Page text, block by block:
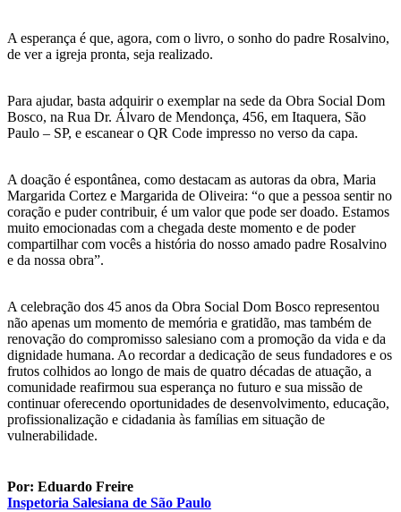
A esperança é que, agora, com o livro, o sonho do padre Rosalvino,
de ver a igreja pronta, seja realizado.
Para ajudar, basta adquirir o exemplar na sede da Obra Social Dom
Bosco, na Rua Dr. Álvaro de Mendonça, 456, em Itaquera, São
Paulo – SP, e escanear o QR Code impresso no verso da capa.
A doação é espontânea, como destacam as autoras da obra, Maria
Margarida Cortez e Margarida de Oliveira: “o que a pessoa sentir no
coração e puder contribuir, é um valor que pode ser doado. Estamos
muito emocionadas com a chegada deste momento e de poder
compartilhar com vocês a história do nosso amado padre Rosalvino
e da nossa obra”.
A celebração dos 45 anos da Obra Social Dom Bosco representou
não apenas um momento de memória e gratidão, mas também de
renovação do compromisso salesiano com a promoção da vida e da
dignidade humana. Ao recordar a dedicação de seus fundadores e os
frutos colhidos ao longo de mais de quatro décadas de atuação, a
comunidade reafirmou sua esperança no futuro e sua missão de
continuar oferecendo oportunidades de desenvolvimento, educação,
profissionalização e cidadania às famílias em situação de
vulnerabilidade.
Por: Eduardo Freire
Inspetoria Salesiana de São Paulo